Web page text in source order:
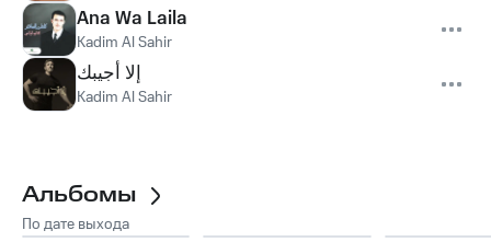
Ana Wa Laila
Kadim Al Sahir
إلا أجيبك
Kadim Al Sahir
Альбомы
По дате выхода